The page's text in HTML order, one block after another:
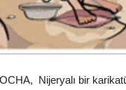
Nijeryalı bir